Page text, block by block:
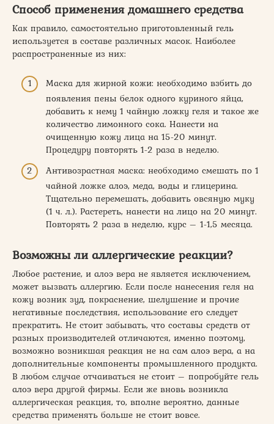
Способ применения домашнего средства
Как правило, самостоятельно приготовленный гель
используется в составе различных масок. Наиболее
распространенные из них:
Маска для жирной кожи: необходимо взбить до
появления пены белок одного куриного яйца,
добавить к нему 1 чайную ложку геля и такое же
количество лимонного сока. Нанести на
очищенную кожу лица на 15-20 минут.
Процедуру повторять 1-2 раза в неделю.
Антивозрастная маска: необходимо смешать по 1
чайной ложке алоэ, меда, воды и глицерина.
Тщательно перемешать, добавить овсяную муку
(1 ч. л.). Растереть, нанести на лицо на 20 минут.
Повторять 2 раза в неделю, курс – 1-1,5 месяца.
Возможны ли аллергические реакции?
Любое растение, и алоэ вера не является исключением,
может вызвать аллергию. Если после нанесения геля на
кожу возник зуд, покраснение, шелушение и прочие
негативные последствия, использование его следует
прекратить. Не стоит забывать, что составы средств от
разных производителей отличаются, именно поэтому,
возможно возникшая реакция не на сам алоэ вера, а на
дополнительные компоненты промышленного продукта.
В любом случае отчаиваться не стоит – попробуйте гель
алоэ вера другой фирмы. Если же вновь возникла
аллергическая реакция, то, вполне вероятно, данные
средства применять больше не стоит вовсе.